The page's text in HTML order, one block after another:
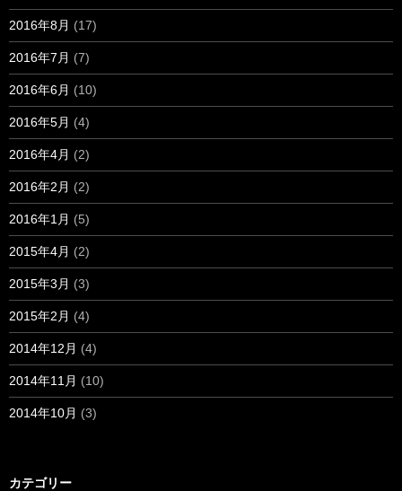
2016年8月 (17)
2016年7月 (7)
2016年6月 (10)
2016年5月 (4)
2016年4月 (2)
2016年2月 (2)
2016年1月 (5)
2015年4月 (2)
2015年3月 (3)
2015年2月 (4)
2014年12月 (4)
2014年11月 (10)
2014年10月 (3)
カテゴリー